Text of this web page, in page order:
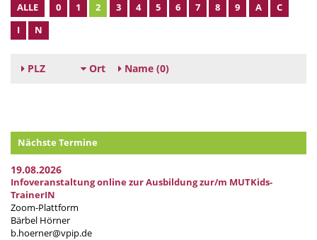
ALLE 0 1 2 3 4 5 6 7 8 9 A
C
I
N
PLZ Ort Name (0)
Nächste Termine
19.08.2026
Infoveranstaltung online zur Ausbildung zur/m MUTKids-
TrainerIN
Zoom-Plattform
Bärbel Hörner
b.hoerner@vpip.de